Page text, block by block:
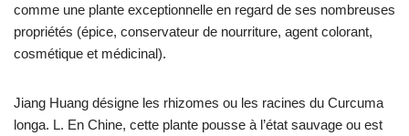
comme une plante exceptionnelle en regard de ses nombreuses
propriétés (épice, conservateur de nourriture, agent colorant,
cosmétique et médicinal).
Jiang Huang désigne les rhizomes ou les racines du Curcuma
longa. L. En Chine, cette plante pousse à l’état sauvage ou est